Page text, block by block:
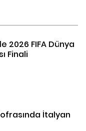
2026 FIFA Dünya
Finali
İtalyan